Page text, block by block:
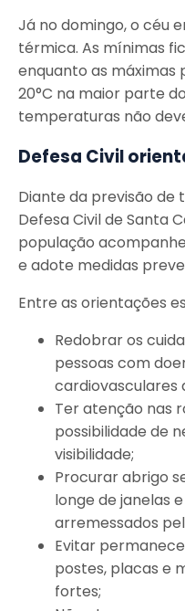
Já no domingo, o céu
térmica. As mínimas
enquanto as máximas
20°C na maior parte
temperaturas não
Defesa Civil
Diante da previsão de
Defesa Civil de Santa
população
e adote medidas
Entre as orientações
Redobrar os
pessoas com
cardiovasculares
Ter atenção nas
possibilidade de
visibilidade;
Procurar abrigo
longe de janelas
arremessados
Evitar
postes, placas e
fortes;